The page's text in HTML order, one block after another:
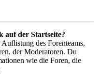
auf der Startseite?
des Forenteams,
der Moderatoren. Du
wie die Foren, die